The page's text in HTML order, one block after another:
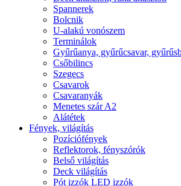
Spannerek
Bolcnik
U-alakú vonószem
Terminálok
Gyűrűanya, gyűrűcsavar,
Csőbilincs
Szegecs
Csavarok
Csavaranyák
Menetes szár A2
Alátétek
Fények, világítás
Pozíciófények
Reflektorok, fényszórók
Belső világítás
Deck világítás
Pót izzók LED izzók